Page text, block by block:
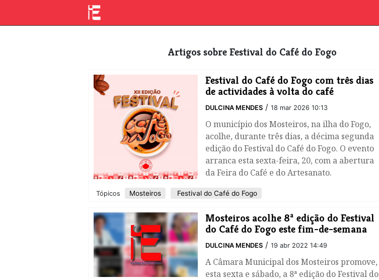
Artigos sobre Festival do Café do Fogo
​Festival do Café do Fogo com três dias
de actividades à volta do café
DULCINA MENDES / 18 mar 2026 10:13
O município dos Mosteiros, na ilha do Fogo,
acolhe, durante três dias, a décima segunda
edição do Festival do Café do Fogo. O evento
arranca esta sexta-feira, 20, com a abertura
da Feira do Café e do Artesanato.
Tópicos Mosteiros ​Festival do Café do Fogo
​Mosteiros acolhe 8ª edição do Festival
do Café do Fogo este fim-de-semana
DULCINA MENDES / 19 abr 2022 14:49
A Câmara Municipal dos Mosteiros promove,
esta sexta e sábado, a 8ª edição do Festival do